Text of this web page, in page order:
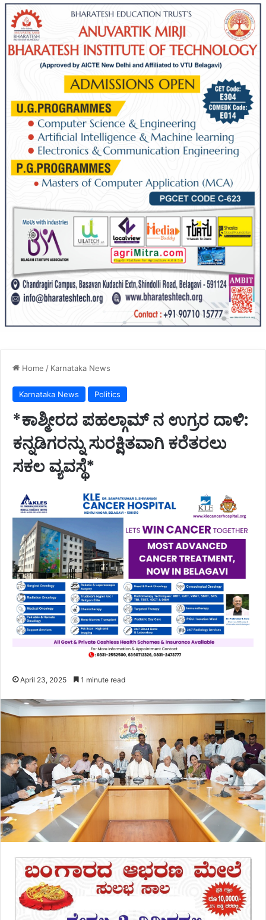
Home / Karnataka News
Karnataka News Politics
*ಕಾಶ್ಮೀರದ ಪಹಲ್ಗಾಮ್ ನ ಉಗ್ರರ ದಾಳಿ:
ಕನ್ನಡಿಗರನ್ನು ಸುರಕ್ಷಿತವಾಗಿ ಕರೆತರಲು
ಸಕಲ ವ್ಯವಸ್ಥೆ*
April 23, 2025 1 minute read